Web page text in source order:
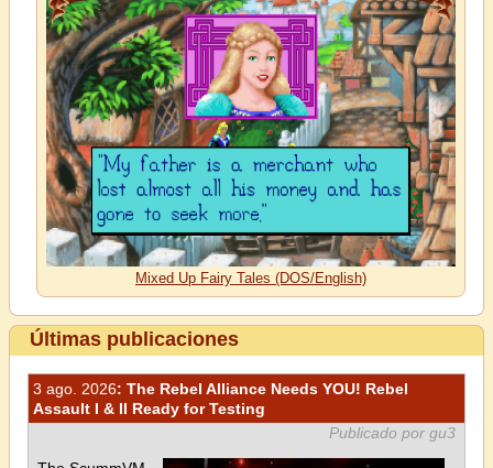
Mixed Up Fairy Tales (DOS/English)
Últimas publicaciones
3 ago. 2026: The Rebel Alliance Needs YOU! Rebel
Assault I & II Ready for Testing
Publicado por gu3